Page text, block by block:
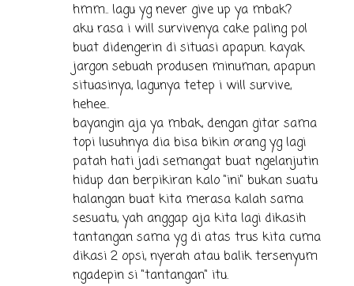
hmm.. lagu yg never give up ya mbak?
aku rasa i will survivenya cake paling pol
buat didengerin di situasi apapun. kayak
jargon sebuah produsen minuman, apapun
situasinya, lagunya tetep i will survive,
hehee..
bayangin aja ya mbak, dengan gitar sama
topi lusuhnya dia bisa bikin orang yg lagi
patah hati jadi semangat buat ngelanjutin
hidup dan berpikiran kalo "ini" bukan suatu
halangan buat kita merasa kalah sama
sesuatu, yah anggap aja kita lagi dikasih
tantangan sama yg di atas trus kita cuma
dikasi 2 opsi, nyerah atau balik tersenyum
ngadepin si "tantangan" itu.